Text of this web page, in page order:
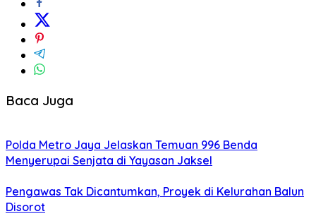
Baca Juga
Polda Metro Jaya Jelaskan Temuan 996 Benda
Menyerupai Senjata di Yayasan Jaksel
Pengawas Tak Dicantumkan, Proyek di Kelurahan Balun
Disorot